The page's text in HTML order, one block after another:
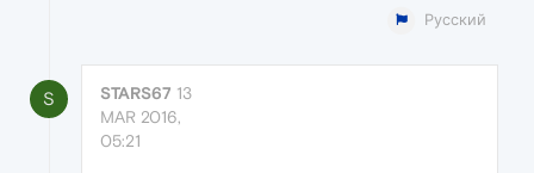
Русский
S STARS67 13
MAR 2016,
05:21